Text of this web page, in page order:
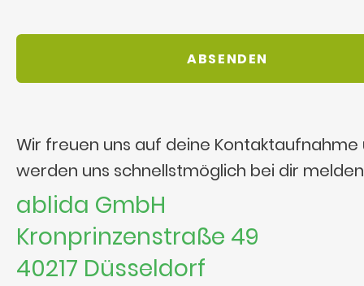
Wir freuen uns auf deine Kontaktaufnahme
werden uns schnellstmöglich bei dir
ablida GmbH
Kronprinzenstraße 49
40217 Düsseldorf